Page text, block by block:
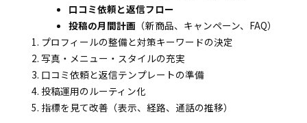
口コミ依頼と返信フロー
投稿の月間計画 （新商品、キャンペーン、FAQ）
プロフィールの整備と対策キーワードの決定
写真・メニュー・スタイルの充実
口コミ依頼と返信テンプレートの準備
投稿運用のルーティン化
指標を見て改善（表示、経路、通話の推移）